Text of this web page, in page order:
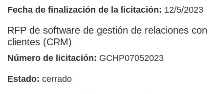
Fecha de finalización de la licitación: 12/5/2023
RFP de software de gestión de relaciones con
clientes (CRM)
Número de licitación: GCHP07052023
Estado: cerrado